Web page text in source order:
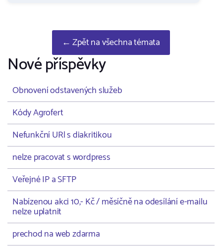
← Zpět na všechna témata
Nové příspěvky
Obnovení odstavených služeb
Kódy Agrofert
Nefunkční URl s diakritikou
nelze pracovat s wordpress
Veřejné IP a SFTP
Nabízenou akci 10,- Kč / měsíčně na odesílání e-mailu
nelze uplatnit
prechod na web zdarma